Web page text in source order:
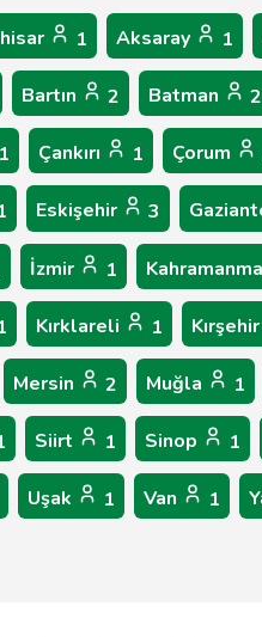
1 Aksaray 1
Bartın 2 Batman 2
1 Çankırı 1 Çorum
Eskişehir 3
İzmir 1
Kırklareli 1 Kırşehir
Mersin 2 Muğla 1
Siirt 1 Sinop 1
Uşak 1 Van 1